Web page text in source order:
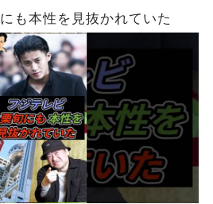
も本性を見抜かれていた